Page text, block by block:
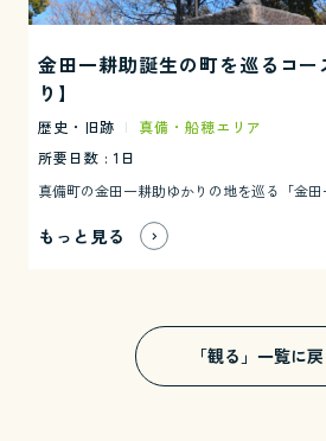
金田一耕助誕生の町を巡るコー
り】
歴史・旧跡 |
真備・船穂エリア
所要日数 : 1日
もっと見る
「観る」一覧に